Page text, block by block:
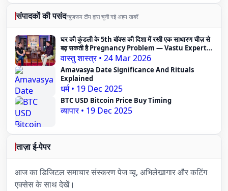
संपादकों की पसंदन्यूज़रूम टीम द्वारा चुनी गई अहम खबरें
घर की कुंडली के 5th बॉक्स की दिशा में रखी एक साधारण चीज़ से
बढ़ सकती है Pregnancy Problem — Vastu Expert
का दावा
वास्तु शास्त्र • 24 Mar 2026
Amavasya Date Significance And Rituals
Explained
धर्म • 19 Dec 2025
BTC USD Bitcoin Price Buy Timing
व्यापार • 19 Dec 2025
ताज़ा ई-पेपर
आज का डिजिटल समाचार संस्करण पेज व्यू, अभिलेखागार और कटिंग
एक्सेस के साथ देखें।